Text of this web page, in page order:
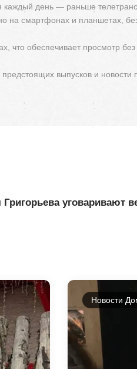
каждый день — раньше
на смартфонах и планшетах,
что обеспечивает просмотр без
выпусков и новости
Григорьева уговаривают
Новости